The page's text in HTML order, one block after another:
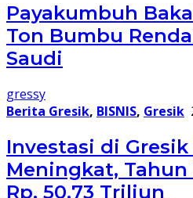
Payakumbuh
Ton Bumbu
Saudi
gressy
Berita Gresik, BISNIS, Gresik
Investasi di Gresik
Meningkat, Tahun
Rp. 50,73 Triliun